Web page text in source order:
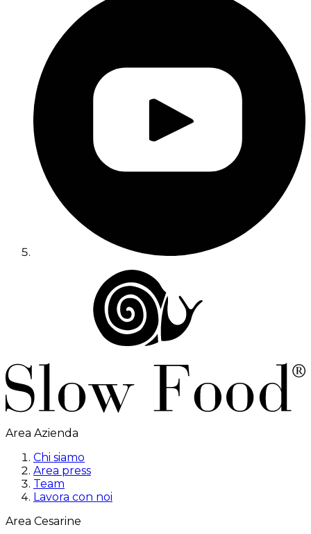
Area Azienda
Chi siamo
Area press
Team
Lavora con noi
Area Cesarine